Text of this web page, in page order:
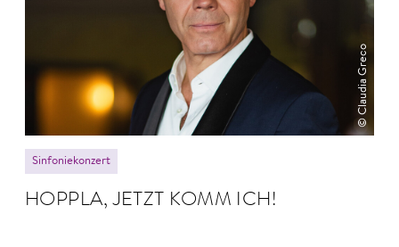
© Claudia Greco
Sinfoniekonzert
HOPPLA, JETZT KOMM ICH!